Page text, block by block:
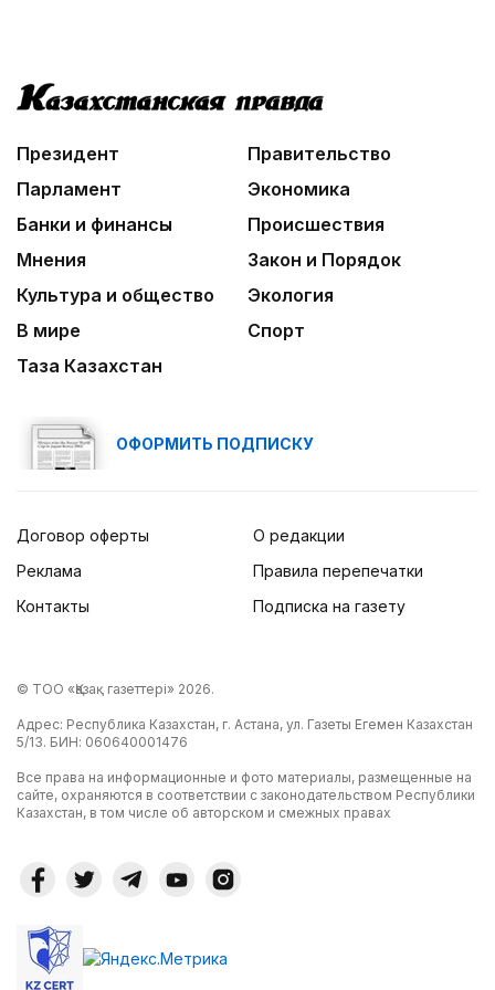
Мой Абай
Президент
Правительство
Парламент
Экономика
Банки и финансы
Происшествия
Мнения
Закон и Порядок
Культура и общество
Экология
В мире
Спорт
Таза Казахстан
ОФОРМИТЬ ПОДПИСКУ
Договор оферты
Реклама
Контакты
О редакции
Правила перепечатки
Подписка на газету
© ТОО «Қазақ газеттері» 2026.
Адрес: Республика Казахстан, г. Астана, ул. Газеты Егемен Казахстан
5/13. БИН: 060640001476
Все права на информационные и фото материалы, размещенные на
сайте, охраняются в соответствии с законодательством Республики
Казахстан, в том числе об авторском и смежных правах